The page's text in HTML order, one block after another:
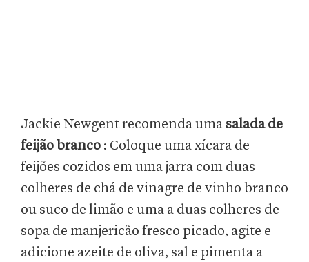
Jackie Newgent recomenda uma salada de
feijão branco : Coloque uma xícara de
feijões cozidos em uma jarra com duas
colheres de chá de vinagre de vinho branco
ou suco de limão e uma a duas colheres de
sopa de manjericão fresco picado, agite e
adicione azeite de oliva, sal e pimenta a